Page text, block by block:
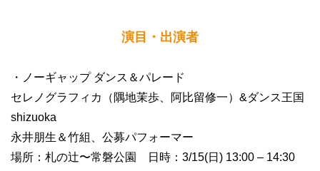
演目・出演者
・ノーギャップ ダンス＆パレード
セレノグラフィカ（隅地茉歩、阿比留修一）&ダンス王国
shizuoka
永井朋生＆竹組、公募パフォーマー
場所：札の辻〜常磐公園 日時：3/15(日) 13:00 – 14:30